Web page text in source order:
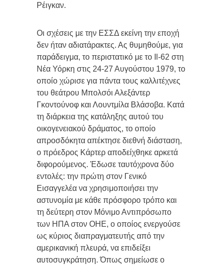
Ρέιγκαν.
Οι σχέσεις με την ΕΣΣΔ εκείνη την εποχή
δεν ήταν αδιατάρακτες. Ας θυμηθούμε, για
παράδειγμα, το περιστατικό με το Il-62 στη
Νέα Υόρκη στις 24-27 Αυγούστου 1979, το
οποίο χώρισε για πάντα τους καλλιτέχνες
του θεάτρου Μπολσόι Αλεξάντερ
Γκοντούνοφ και Λουντμίλα Βλάσοβα. Κατά
τη διάρκεια της κατάληξης αυτού του
οικογενειακού δράματος, το οποίο
απροσδόκητα απέκτησε διεθνή διάσταση,
ο πρόεδρος Κάρτερ αποδείχθηκε αρκετά
διφορούμενος. Έδωσε ταυτόχρονα δύο
εντολές: την πρώτη στον Γενικό
Εισαγγελέα να χρησιμοποιήσει την
αστυνομία με κάθε πρόσφορο τρόπο και
τη δεύτερη στον Μόνιμο Αντιπρόσωπο
των ΗΠΑ στον ΟΗΕ, ο οποίος ενεργούσε
ως κύριος διαπραγματευτής από την
αμερικανική πλευρά, να επιδείξει
αυτοσυγκράτηση. Όπως σημείωσε ο